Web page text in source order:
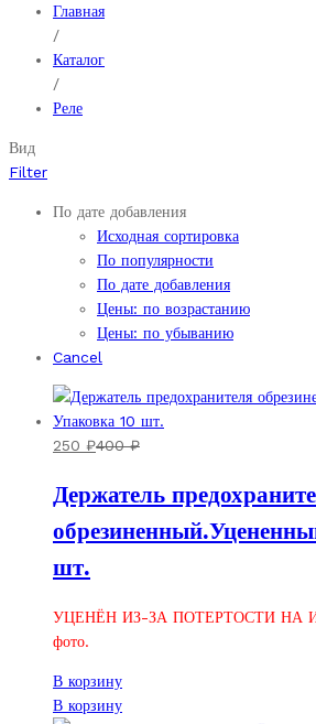
Главная
/
Каталог
/
Реле
Вид
Filter
По дате добавления
Исходная сортировка
По популярности
По дате добавления
Цены: по возрастанию
Цены: по убыванию
Cancel
250 ₽400₽
Держатель
шт.
УЦЕНЁН ИЗ-ЗА ПОТЕРТОСТИ НА
фото.
В корзину
В корзину